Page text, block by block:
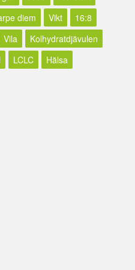
diem Vikt
16:8
Vila
Kolhydratdjävulen
LCLC
Hälsa